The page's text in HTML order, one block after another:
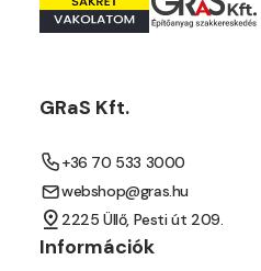
GRaS Kft.
+36 70 533 3000
webshop@gras.hu
2225 Üllő, Pesti út 209.
Információk